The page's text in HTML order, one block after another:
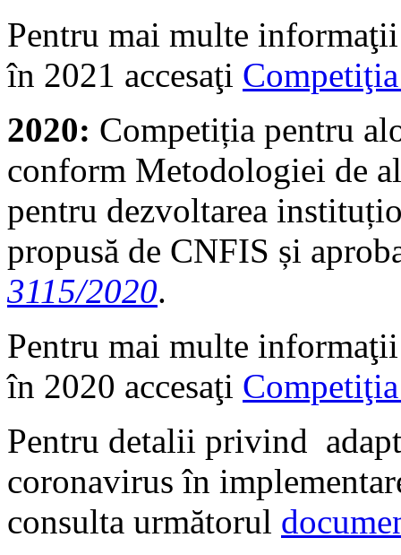
Pentru mai multe
în 2021 accesaţi
2020: Competiția pentru
conform Metodologiei de
pentru dezvoltarea
propusă de CNFIS și
3115/2020.
Pentru mai multe
în 2020 accesaţi
Pentru detalii privind
coronavirus în
consulta următorul